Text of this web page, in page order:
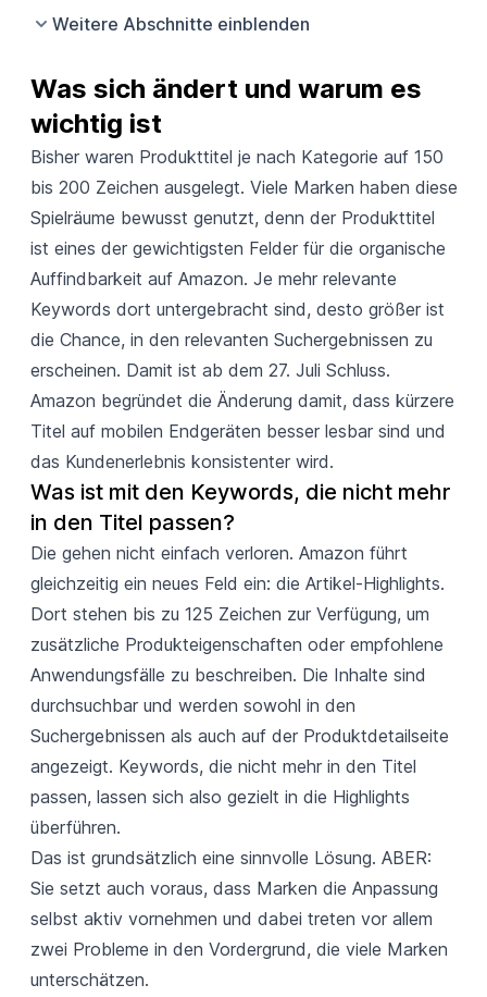
Weitere Abschnitte einblenden
Was sich ändert und warum es
wichtig ist
Bisher waren Produkttitel je nach Kategorie auf 150
bis 200 Zeichen ausgelegt. Viele Marken haben diese
Spielräume bewusst genutzt, denn der Produkttitel
ist eines der gewichtigsten Felder für die organische
Auffindbarkeit auf Amazon. Je mehr relevante
Keywords dort untergebracht sind, desto größer ist
die Chance, in den relevanten Suchergebnissen zu
erscheinen. Damit ist ab dem 27. Juli Schluss.
Amazon begründet die Änderung damit, dass kürzere
Titel auf mobilen Endgeräten besser lesbar sind und
das Kundenerlebnis konsistenter wird.
Was ist mit den Keywords, die nicht mehr
in den Titel passen?
Die gehen nicht einfach verloren. Amazon führt
gleichzeitig ein neues Feld ein: die Artikel-Highlights.
Dort stehen bis zu 125 Zeichen zur Verfügung, um
zusätzliche Produkteigenschaften oder empfohlene
Anwendungsfälle zu beschreiben. Die Inhalte sind
durchsuchbar und werden sowohl in den
Suchergebnissen als auch auf der Produktdetailseite
angezeigt. Keywords, die nicht mehr in den Titel
passen, lassen sich also gezielt in die Highlights
überführen.
Das ist grundsätzlich eine sinnvolle Lösung. ABER:
Sie setzt auch voraus, dass Marken die Anpassung
selbst aktiv vornehmen und dabei treten vor allem
zwei Probleme in den Vordergrund, die viele Marken
unterschätzen.